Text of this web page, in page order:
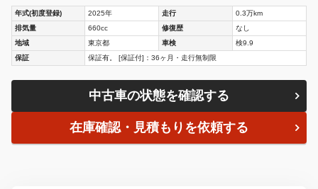
年式(初度登録) 2025年 走行
0.3万km
排気量
660cc 修復歴
なし
地域
東京都 車検
検9.9
保証
保証有。 [保証付]：36ヶ月・走行無制限
中古車の状態を確認する
在庫確認・見積もりを依頼する